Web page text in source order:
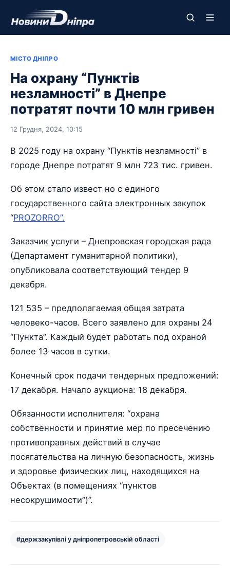
МІСТО ДНІПРО
На охрану “Пунктів
незламності” в Днепре
потратят почти 10 млн гривен
12 Грудня, 2024, 10:15
В 2025 году на охрану “Пунктів незламності” в
городе Днепре потратят 9 млн 723 тис. гривен.
Об этом стало извест но с единого
государственного сайта электронных закупок
“PROZORRO”.
Заказчик услуги – Днепровская городская рада
(Департамент гуманитарной политики),
опубликовала соответствующий тендер 9
декабря.
121 535 – предполагаемая общая затрата
человеко-часов. Всего заявлено для охраны 24
“Пункта”. Каждый будет работать под охраной
более 13 часов в сутки.
Конечный срок подачи тендерных предложений:
17 декабря. Начало аукциона: 18 декабря.
Обязанности исполнителя: “охрана
собственности и принятие мер по пресечению
противоправных действий в случае
посягательства на личную безопасность, жизнь
и здоровье физических лиц, находящихся на
Объектах (в помещениях “пунктов
несокрушимости”)”.
#держзакупівлі у дніпропетровській області